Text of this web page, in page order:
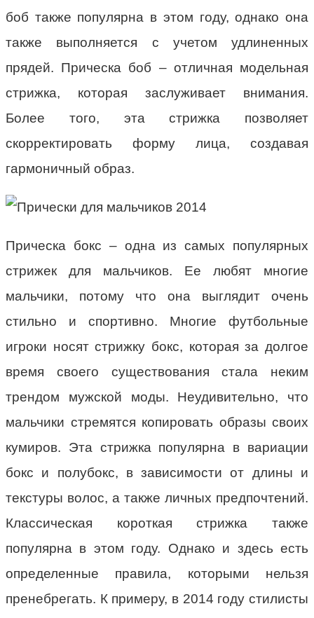
боб также популярна в этом году, однако она
также выполняется с учетом удлиненных
прядей. Прическа боб – отличная модельная
стрижка, которая заслуживает внимания.
Более того, эта стрижка позволяет
скорректировать форму лица, создавая
гармоничный образ.
Прическа бокс – одна из самых популярных
стрижек для мальчиков. Ее любят многие
мальчики, потому что она выглядит очень
стильно и спортивно. Многие футбольные
игроки носят стрижку бокс, которая за долгое
время своего существования стала неким
трендом мужской моды. Неудивительно, что
мальчики стремятся копировать образы своих
кумиров. Эта стрижка популярна в вариации
бокс и полубокс, в зависимости от длины и
текстуры волос, а также личных предпочтений.
Классическая короткая стрижка также
популярна в этом году. Однако и здесь есть
определенные правила, которыми нельзя
пренебрегать. К примеру, в 2014 году стилисты